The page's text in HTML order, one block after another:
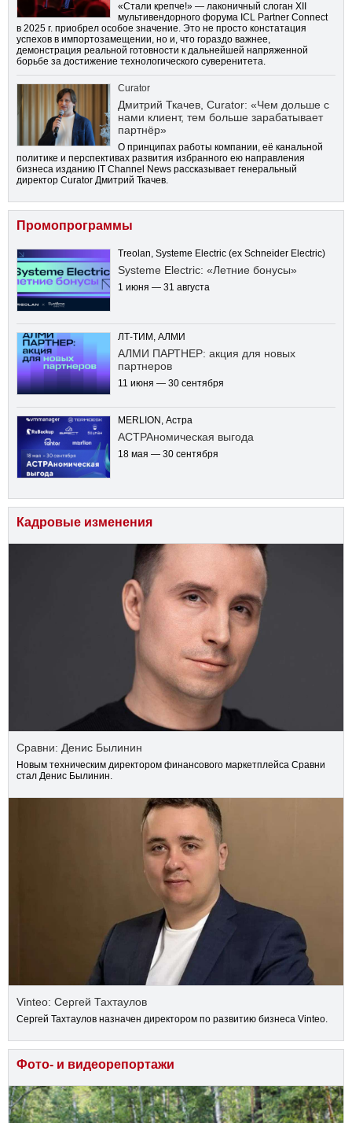
«Стали крепче!» — лаконичный слоган XII
мультивендорного форума ICL Partner Connect
в 2025 г. приобрел особое значение. Это не просто констатация
успехов в импортозамещении, но и, что гораздо важнее,
демонстрация реальной готовности к дальнейшей напряженной
борьбе за достижение технологического суверенитета.
Curator
Дмитрий Ткачев, Curator: «Чем дольше с
нами клиент, тем больше зарабатывает
партнёр»
О принципах работы компании, её канальной
политике и перспективах развития избранного ею направления
бизнеса изданию IT Channel News рассказывает генеральный
директор Curator Дмитрий Ткачев.
Промопрограммы
Treolan, Systeme Electric (ex Schneider Electric)
Systeme Electric: «Летние бонусы»
1 июня — 31 августа
ЛТ-ТИМ, АЛМИ
АЛМИ ПАРТНЕР: акция для новых
партнеров
11 июня — 30 сентября
MERLION, Астра
АСТРАномическая выгода
18 мая — 30 сентября
Кадровые изменения
Сравни: Денис Былинин
Новым техническим директором финансового маркетплейса Сравни
стал Денис Былинин.
Vinteo: Сергей Тахтаулов
Сергей Тахтаулов назначен директором по развитию бизнеса Vinteo.
Фото- и видеорепортажи